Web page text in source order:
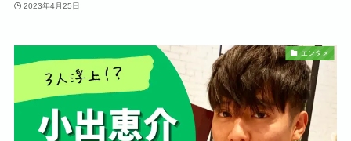
2023年4月25日
エンタメ